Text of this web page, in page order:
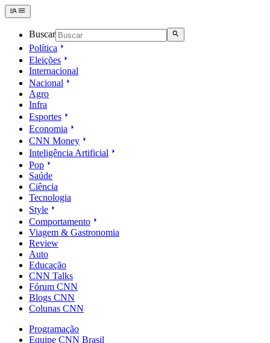
Buscar
Política
Eleições
Internacional
Nacional
Agro
Infra
Esportes
Economia
CNN Money
Inteligência Artificial
Pop
Saúde
Ciência
Tecnologia
Style
Comportamento
Viagem & Gastronomia
Review
Auto
Educação
CNN Talks
Fórum CNN
Blogs CNN
Colunas CNN
Programação
Equipe CNN Brasil